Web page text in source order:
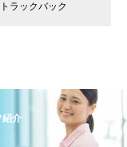
ラックバック
紹介